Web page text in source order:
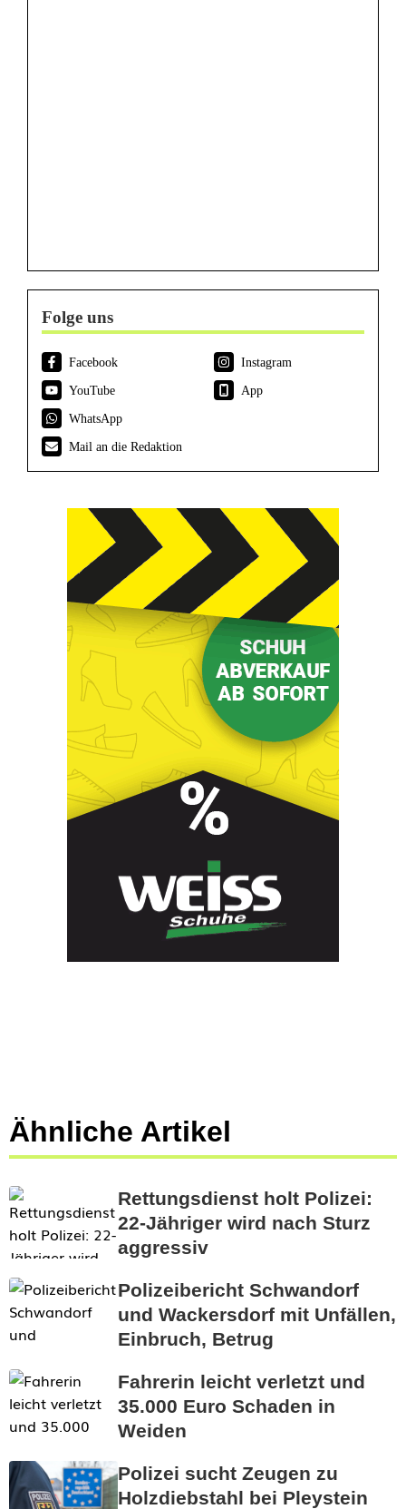
Folge uns
Facebook
Instagram
YouTube
App
WhatsApp
Mail an die Redaktion
Ähnliche Artikel
Rettungsdienst holt Polizei:
22-Jähriger wird nach Sturz
aggressiv
Polizeibericht Schwandorf
und Wackersdorf mit Unfällen,
Einbruch, Betrug
Fahrerin leicht verletzt und
35.000 Euro Schaden in
Weiden
Polizei sucht Zeugen zu
Holzdiebstahl bei Pleystein